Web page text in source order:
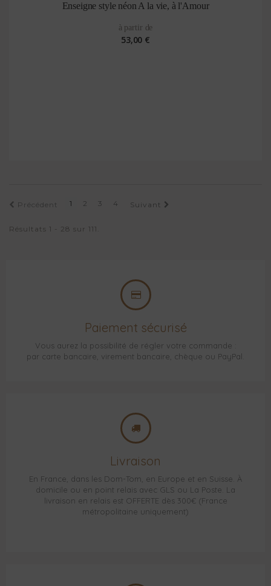
Enseigne style néon A la vie, à l'Amour
à partir de
53,00 €
Précédent 1 2 3 4 Suivant
Résultats 1 - 28 sur 111.
Paiement sécurisé
Vous aurez la possibilité de régler votre commande :
par carte bancaire, virement bancaire, chèque ou PayPal.
Livraison
En France, dans les Dom-Tom, en Europe et en Suisse. À
domicile ou en point relais avec GLS ou La Poste. La
livraison en relais est OFFERTE dès 300€ (France
métropolitaine uniquement)